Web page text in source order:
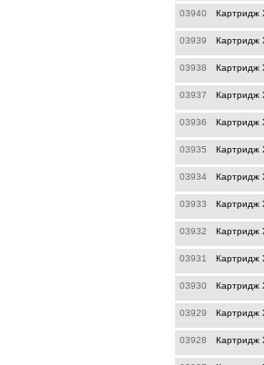
03940 Картридж
03939 Картридж
03938 Картридж
03937 Картридж
03936 Картридж
03935 Картридж
03934 Картридж
03933 Картридж
03932 Картридж
03931 Картридж
03930 Картридж
03929 Картридж
03928 Картридж